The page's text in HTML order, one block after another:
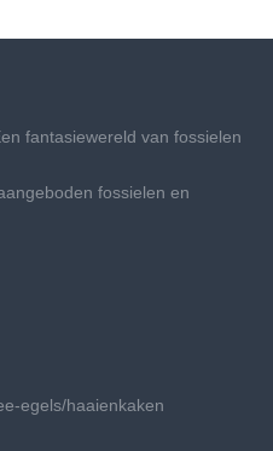
fantasiewereld van fossielen
fossielen en
egels/haaienkaken